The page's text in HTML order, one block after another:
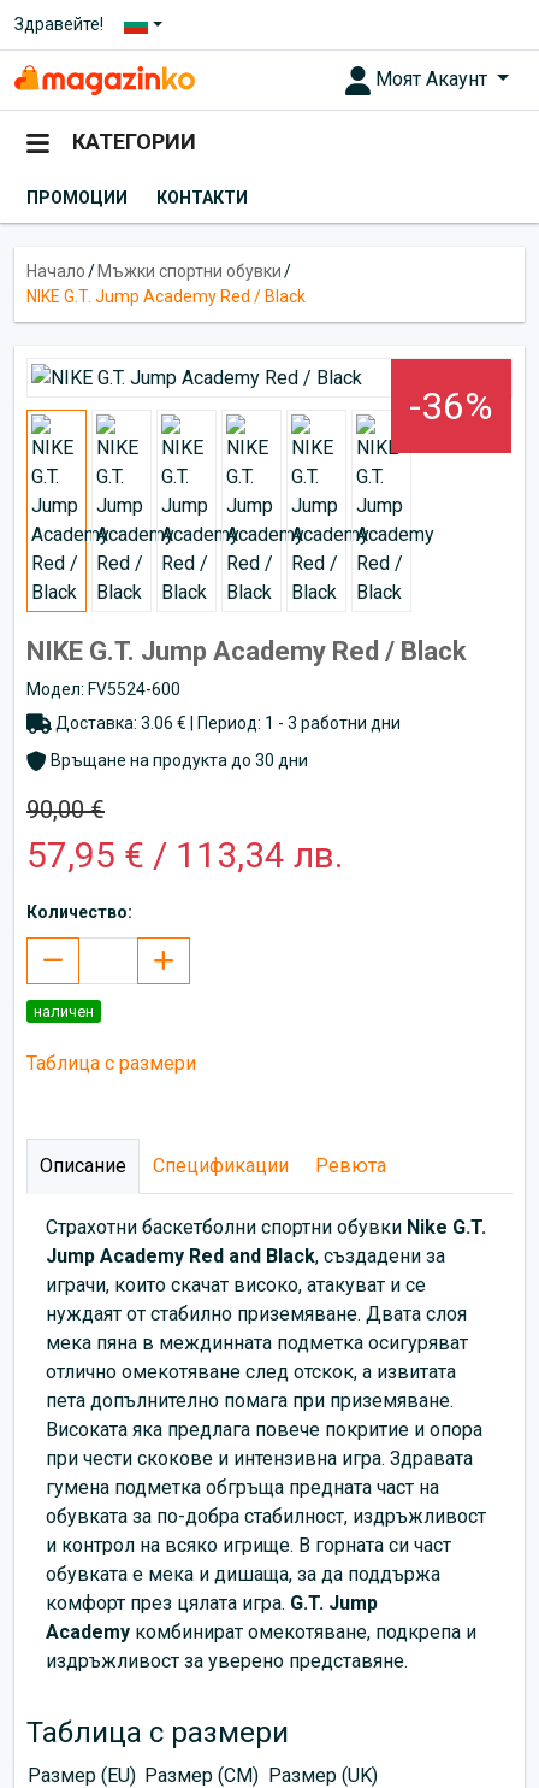
Здравейте!
Моят Акаунт
КАТЕГОРИИ
ПРОМОЦИИ КОНТАКТИ
Начало/ Мъжки спортни обувки/
NIKE G.T. Jump Academy Red / Black
-36%
NIKE G.T. Jump Academy Red / Black
Модел: FV5524-600
Доставка: 3.06 € | Период: 1 - 3 работни дни
Връщане на продукта до 30 дни
90,00 €
57,95 € / 113,34 лв.
Количество:
наличен
Таблица с размери
Описание Спецификации Ревюта
Страхотни баскетболни спортни обувки Nike G.T.
Jump Academy Red and Black, създадени за
играчи, които скачат високо, атакуват и се
нуждаят от стабилно приземяване. Двата слоя
мека пяна в междинната подметка осигуряват
отлично омекотяване след отскок, а извитата
пета допълнително помага при приземяване.
Високата яка предлага повече покритие и опора
при чести скокове и интензивна игра. Здравата
гумена подметка обгръща предната част на
обувката за по-добра стабилност, издръжливост
и контрол на всяко игрище. В горната си част
обувката е мека и дишаща, за да поддържа
комфорт през цялата игра. G.T. Jump
Academy комбинират омекотяване, подкрепа и
издръжливост за уверено представяне.
Таблица с размери
Размер (EU) Размер (CM) Размер (UK)